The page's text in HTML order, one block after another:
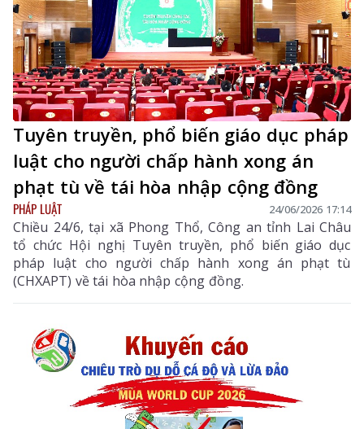
Tuyên truyền, phổ biến giáo dục pháp
luật cho người chấp hành xong án
phạt tù về tái hòa nhập cộng đồng
PHÁP LUẬT 24/06/2026 17:14
Chiều 24/6, tại xã Phong Thổ, Công an tỉnh Lai Châu
tổ chức Hội nghị Tuyên truyền, phổ biến giáo dục
pháp luật cho người chấp hành xong án phạt tù
(CHXAPT) về tái hòa nhập cộng đồng.